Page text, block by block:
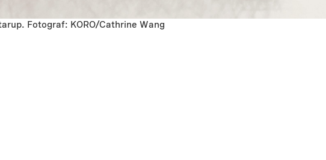
Fotograf: KORO/Cathrine Wang